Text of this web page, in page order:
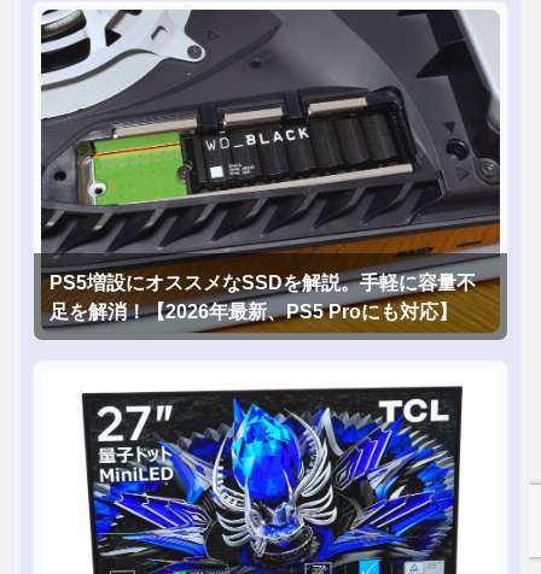
PS5増設にオススメなSSDを解説。手軽に容量不
足を解消！【2026年最新、PS5 Proにも対応】